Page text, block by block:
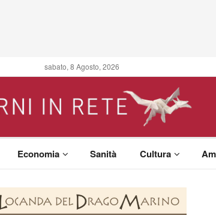
sabato, 8 Agosto, 2026
Economia Sanità Cultura